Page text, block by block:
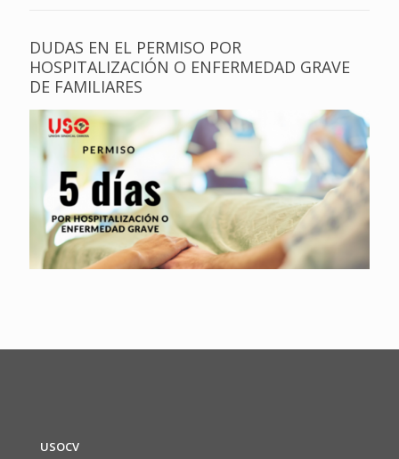
DUDAS EN EL PERMISO POR
HOSPITALIZACIÓN O ENFERMEDAD GRAVE
DE FAMILIARES
USOCV